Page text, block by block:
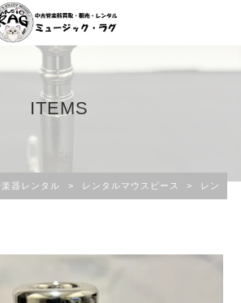
ITEMS
楽器レンタル > レンタルマウスピース > レンタ